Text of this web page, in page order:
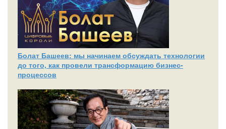
Болат Башеев: мы начинаем обсуждать технологии
до того, как провели трансформацию бизнес-
процессов